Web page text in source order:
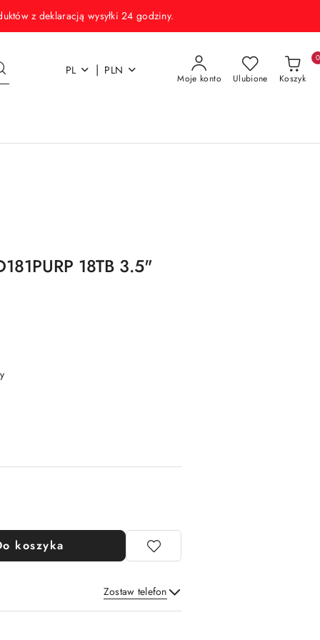
z deklaracją wysyłki 24 godziny.
PL | PLN
Moje konto Ulubione Koszyk
0
18TB 3.5"
koszyka
Zostaw telefon
Wyślij